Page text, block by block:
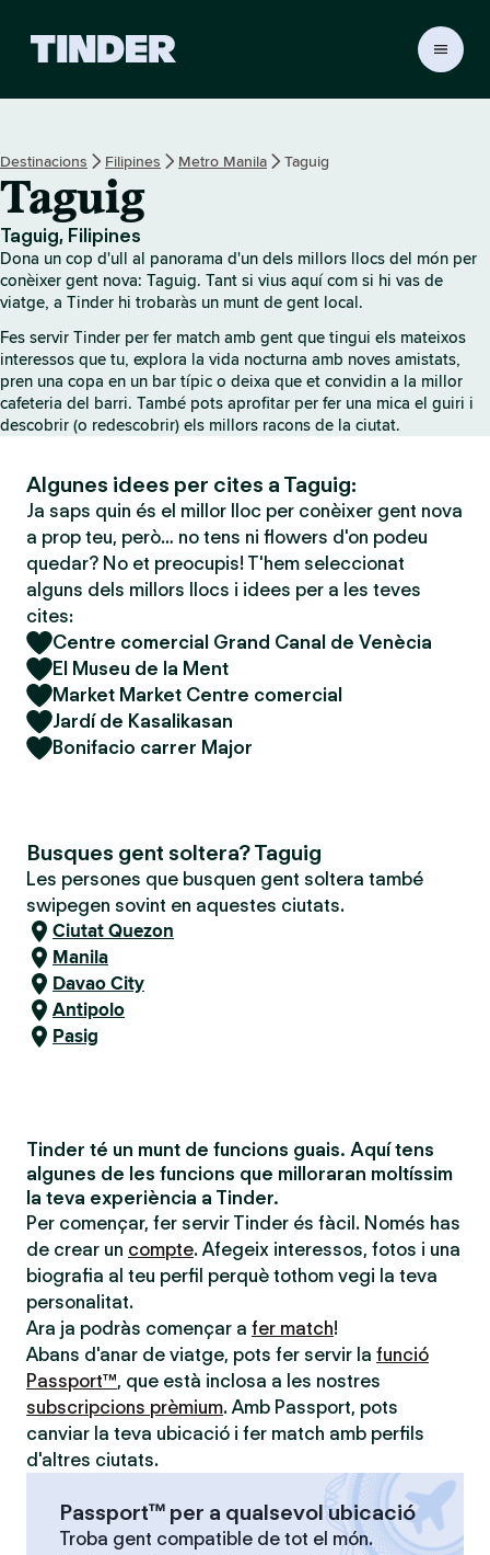
r
c
i
Destinacions Filipines Metro Manila Taguig
Taguig
Taguig, Filipines
Dona un cop d'ull al panorama d'un dels millors llocs del món per
conèixer gent nova: Taguig. Tant si vius aquí com si hi vas de
viatge, a Tinder hi trobaràs un munt de gent local.
Fes servir Tinder per fer match amb gent que tingui els mateixos
interessos que tu, explora la vida nocturna amb noves amistats,
pren una copa en un bar típic o deixa que et convidin a la millor
cafeteria del barri. També pots aprofitar per fer una mica el guiri i
descobrir (o redescobrir) els millors racons de la ciutat.
Algunes idees per cites a Taguig:
Ja saps quin és el millor lloc per conèixer gent nova
a prop teu, però… no tens ni flowers d'on podeu
quedar? No et preocupis! T'hem seleccionat
alguns dels millors llocs i idees per a les teves
cites:
Centre comercial Grand Canal de Venècia
El Museu de la Ment
Market Market Centre comercial
Jardí de Kasalikasan
Bonifacio carrer Major
Busques gent soltera? Taguig
Les persones que busquen gent soltera també
swipegen sovint en aquestes ciutats.
Ciutat Quezon
Manila
Davao City
Antipolo
Pasig
Tinder té un munt de funcions guais. Aquí tens
algunes de les funcions que milloraran moltíssim
la teva experiència a Tinder.
Per començar, fer servir Tinder és fàcil. Només has
de crear un compte. Afegeix interessos, fotos i una
biografia al teu perfil perquè tothom vegi la teva
personalitat.
Ara ja podràs començar a fer match!
Abans d'anar de viatge, pots fer servir la funció
Passport™, que està inclosa a les nostres
subscripcions prèmium. Amb Passport, pots
canviar la teva ubicació i fer match amb perfils
d'altres ciutats.
Passport™ per a qualsevol ubicació
Troba gent compatible de tot el món.